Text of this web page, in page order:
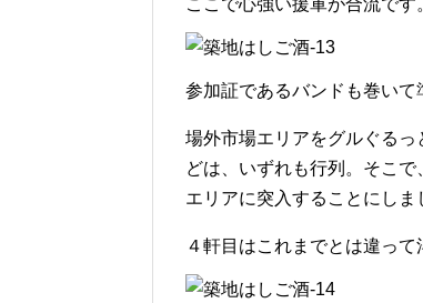
ここで心強い援軍が合流です
参加証であるバンドも巻いて
場外市場エリアをグルぐる
どは、いずれも行列。そこ
エリアに突入することにしま
４軒目はこれまでとは違っ